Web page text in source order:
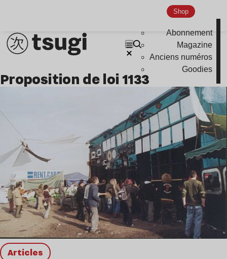
Shop
Abonnement
Magazine
Anciens numéros
Goodies
proposition de loi 1133
Articles